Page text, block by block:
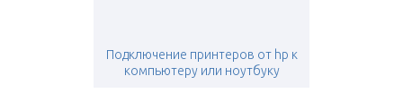
Подключение принтеров от hp к
компьютеру или ноутбуку